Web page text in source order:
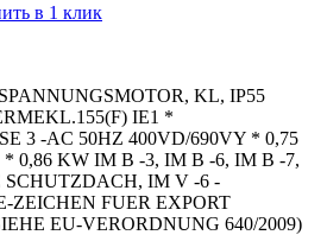
в 1 клик
KL, IP55
IE1 *
3 -AC 50HZ 400VD/690VY * 0,75
0,86 KW IM B -3, IM B -6, IM B -7,
IM V -6 -
ZEICHEN FUER EXPORT
EU-VERORDNUNG 640/2009)